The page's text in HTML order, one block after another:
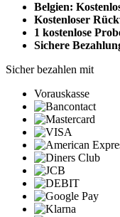
Belgien:
Kostenloser
1 kostenlose
Sichere
Sicher bezahlen mit
Vorauskasse